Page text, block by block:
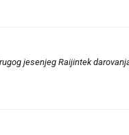
jesenjeg Raijintek